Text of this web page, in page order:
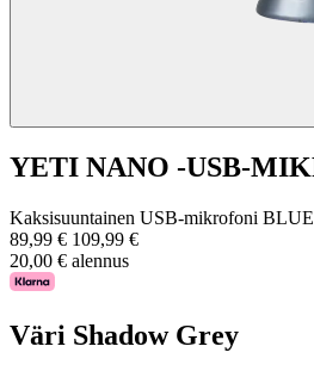
YETI NANO -USB-
Kaksisuuntainen USB-mikrofoni
89,99 € 109,99 €
20,00 € alennus
Väri Shadow Grey